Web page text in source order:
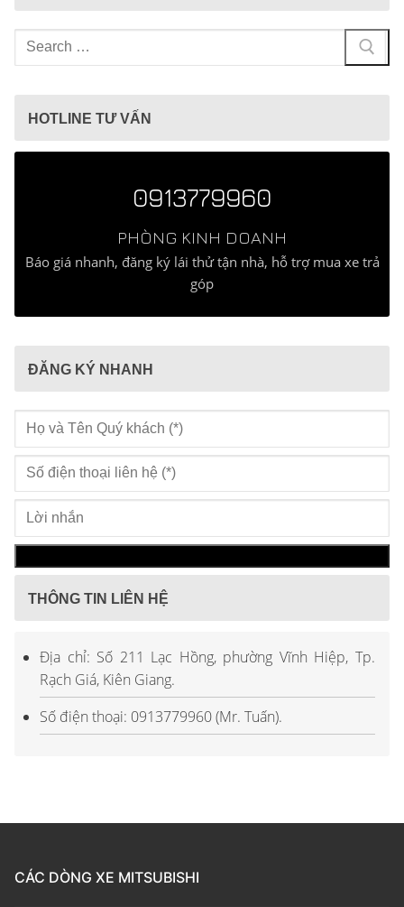
Tìm
kiếm
HOTLINE TƯ VẤN
0913779960
PHÒNG KINH DOANH
Báo giá nhanh, đăng ký lái thử tận nhà, hỗ trợ mua xe trả
góp
ĐĂNG KÝ NHANH
THÔNG TIN LIÊN HỆ
Địa chỉ: Số 211 Lạc Hồng, phường Vĩnh Hiệp, Tp.
Rạch Giá, Kiên Giang.
Số điện thoại: 0913779960 (Mr. Tuấn).
CÁC DÒNG XE MITSUBISHI